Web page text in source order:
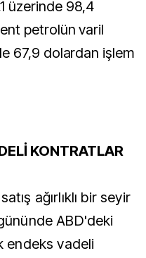
üzerinde 98,4
petrolün varil
67,9 dolardan işlem
KONTRATLAR
ağırlıklı bir seyir
ABD'deki
endeks vadeli